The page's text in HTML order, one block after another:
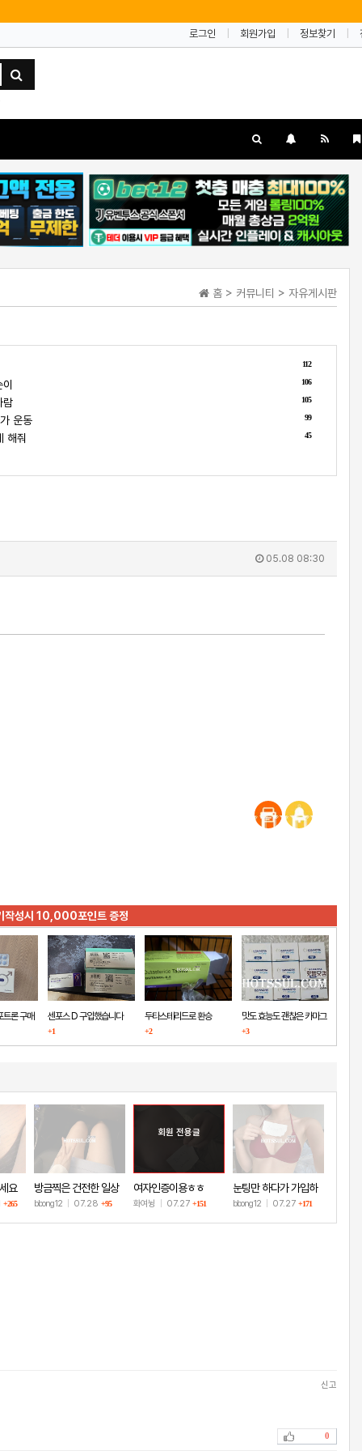
로그인 회원가입 정보찾기
홈 > 커뮤니티 > 자유게시판
112
106
105
람
99
운동
45
해줘
05.08 08:30
작성시 10,000포인트 증정
트론 구매
센포스 D 구입했습니다
+1
두타스테리드로 환승
+2
맛도 효능도 괜찮은 카마그
라
+3
요
+265
방금찍은 건전한 일상
샷
bbong12 07.28 +95
회원 전용글
여자인증이용ㅎㅎ
화여뉭 07.27 +151
눈팅만 하다가 가입하
고 인증!
bbong12 07.27 +171
신고
0